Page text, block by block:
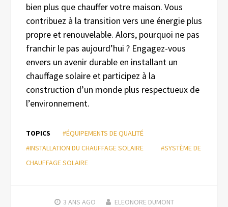
bien plus que chauffer votre maison. Vous
contribuez à la transition vers une énergie plus
propre et renouvelable. Alors, pourquoi ne pas
franchir le pas aujourd’hui ? Engagez-vous
envers un avenir durable en installant un
chauffage solaire et participez à la
construction d’un monde plus respectueux de
l’environnement.
TOPICS
#ÉQUIPEMENTS DE QUALITÉ
#INSTALLATION DU CHAUFFAGE SOLAIRE
#SYSTÈME DE
CHAUFFAGE SOLAIRE
3 ANS AGO ELEONORE DUMONT